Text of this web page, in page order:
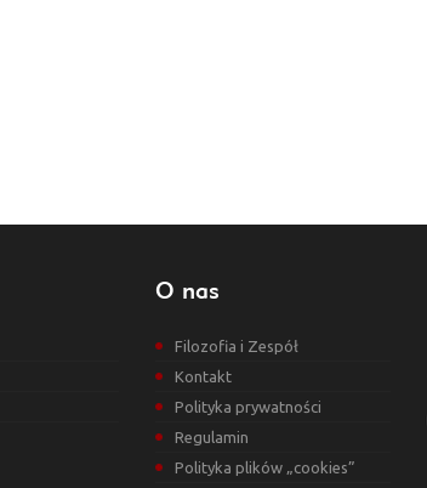
O nas
Filozofia i Zespół
Kontakt
Polityka prywatności
Regulamin
Polityka plików „cookies”